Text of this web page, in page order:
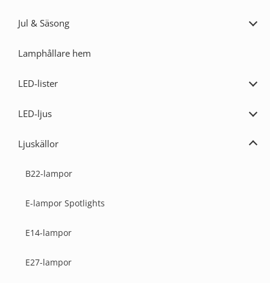
Jul & Säsong
Lamphållare hem
LED-lister
LED-ljus
Ljuskällor
B22-lampor
E-lampor Spotlights
E14-lampor
E27-lampor